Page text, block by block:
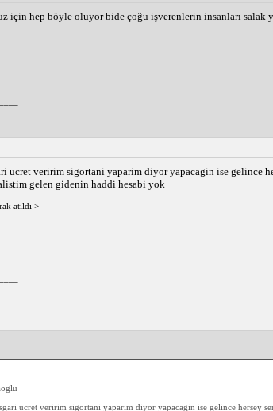
için hep böyle oluyor bide çoğu işverenlerin insanları salak
ucret veririm sigortani yaparim diyor yapacagin ise gelince
gelen gidenin haddi hesabi yok
atıldı >
ucret veririm sigortani yaparim diyor yapacagin ise gelince hersey